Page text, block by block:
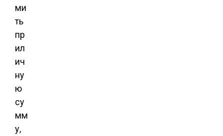
ми
ть
пр
ил
ич
ну
ю
су
мм
у,